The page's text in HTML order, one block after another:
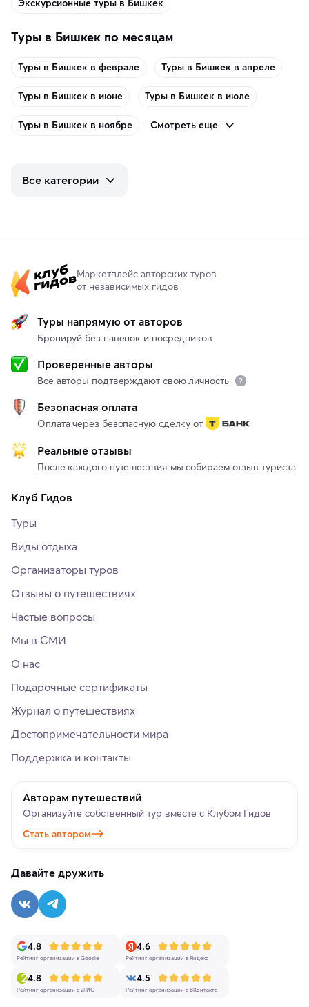
Экскурсионные туры в Бишкек
Туры в Бишкек по месяцам
Туры в Бишкек в феврале Туры в Бишкек в апреле
Туры в Бишкек в июне Туры в Бишкек в июле
Туры в Бишкек в ноябре Смотреть еще
Все категории
Маркетплейс авторских туров
от независимых гидов
Туры напрямую от авторов
Бронируй без наценок и посредников
Проверенные авторы
Все авторы подтверждают свою личность
Безопасная оплата
Оплата через безопасную сделку от
Реальные отзывы
После каждого путешествия мы собираем отзыв туриста
Клуб Гидов
Туры
Виды отдыха
Организаторы туров
Отзывы о путешествиях
Частые вопросы
Мы в СМИ
О нас
Подарочные сертификаты
Журнал о путешествиях
Достопримечательности мира
Поддержка и контакты
Авторам путешествий
Организуйте собственный тур вместе с Клубом Гидов
Стать автором
Давайте дружить
4.8
Рейтинг организации в Google
4.6
Рейтинг организации в Яндекс
4.8
Рейтинг организации в 2ГИС
4.5
Рейтинг организации в ВКонтакте